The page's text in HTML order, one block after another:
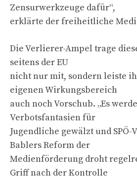
Zensurwerkzeuge dafür“,
erklärte der freiheitliche
Die Verlierer-Ampel trage
seitens der EU
nicht nur mit, sondern leiste
eigenen Wirkungsbereich
auch noch Vorschub. „Es
Verbotsfantasien für
Jugendliche gewälzt und
Bablers Reform der
Medienförderung droht
Griff nach der Kontrolle